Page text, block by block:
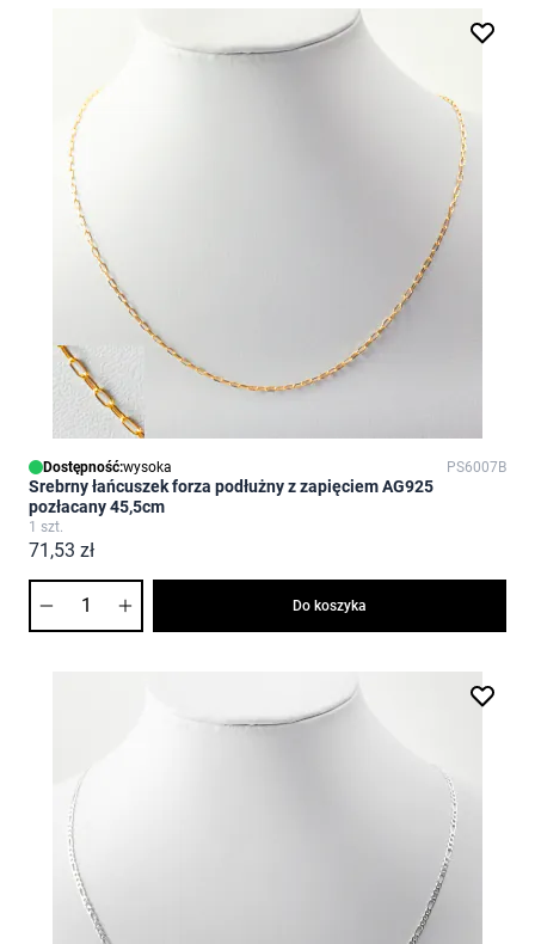
Dostępność:wysoka PS6007B
Srebrny łańcuszek forza podłużny z zapięciem AG925
pozłacany 45,5cm
1 szt.
71,53 zł
Do koszyka